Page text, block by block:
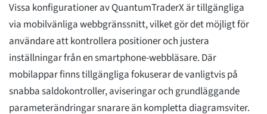
Vissa konfigurationer av QuantumTraderX är tillgängliga
via mobilvänliga webbgränssnitt, vilket gör det möjligt för
användare att kontrollera positioner och justera
inställningar från en smartphone-webbläsare. Där
mobilappar finns tillgängliga fokuserar de vanligtvis på
snabba saldokontroller, aviseringar och grundläggande
parameterändringar snarare än kompletta diagramsviter.